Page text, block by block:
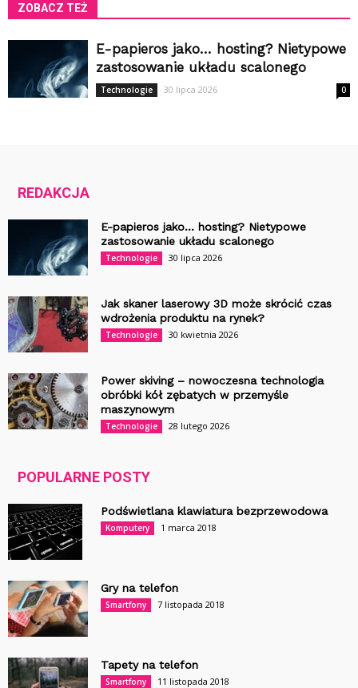
ZOBACZ TEŻ
E-papieros jako… hosting? Nietypowe
zastosowanie układu scalonego
Technologie 30 lipca 2026 0
REDAKCJA
E-papieros jako… hosting? Nietypowe
zastosowanie układu scalonego
Technologie 30 lipca 2026
Jak skaner laserowy 3D może skrócić czas
wdrożenia produktu na rynek?
Technologie 30 kwietnia 2026
Power skiving – nowoczesna technologia
obróbki kół zębatych w przemyśle
maszynowym
Technologie 28 lutego 2026
POPULARNE POSTY
Podświetlana klawiatura bezprzewodowa
Komputery 1 marca 2018
Gry na telefon
Smartfony 7 listopada 2018
Tapety na telefon
Smartfony 11 listopada 2018